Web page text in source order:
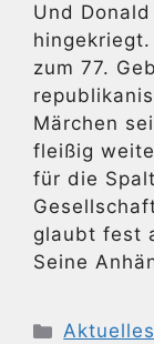
Und
zum 77.
Märchen
fleißig
für die
glaubt fest
Seine
Aktuelles